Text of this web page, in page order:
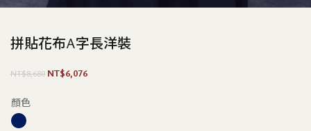
拼貼花布A字長洋裝
NT$8,680 原
NT$6,076目
顏色